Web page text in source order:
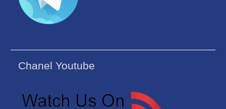
Chanel Youtube